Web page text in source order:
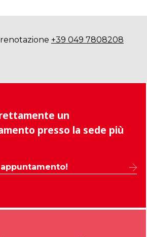
+39 049 7808208
un
presso la sede più